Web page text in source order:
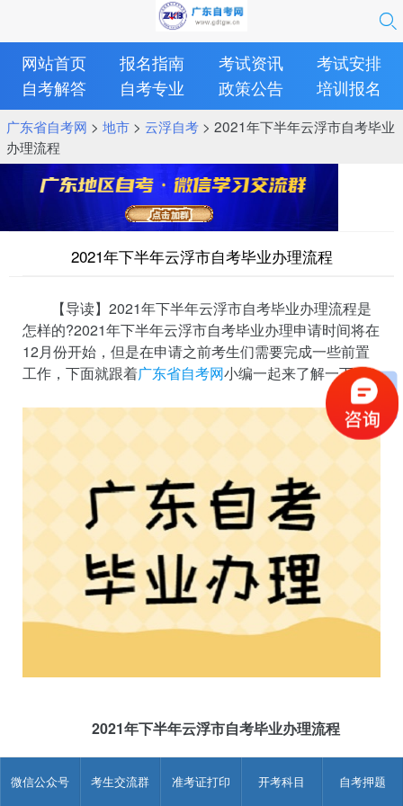
微信公众号 考生交流群 准考证打印 开考科目 自考押题
网站首页 报名指南 考试资讯
考试安排
自考解答
自考专业 政策公告 培训报名
广东省自考网 > 地市> 云浮自考> 2021年下半年云浮市自考毕业
办理流程
2021年下半年云浮市自考毕业办理流程
【导读】2021年下半年云浮市自考毕业办理流程是
怎样的?2021年下半年云浮市自考毕业办理申请时间将在
12月份开始，但是在申请之前考生们需要完成一些前置
工作，下面就跟着广东省自考网小编一起来了解一下吧!
2021年下半年云浮市自考毕业办理流程
网上申请时间为下半年12月15-20日，提交毕业材料时间、